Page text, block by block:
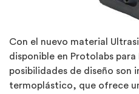
Con el nuevo material
disponible en Protolabs
posibilidades de diseño son
termoplástico, que ofrece